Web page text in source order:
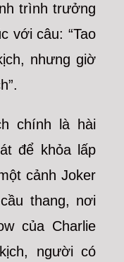
trình trưởng
với câu: “Tao
nhưng giờ
chính là hài
để khỏa lấp
cảnh Joker
thang, nơi
của Charlie
người có